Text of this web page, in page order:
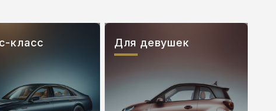
класс Для девушек